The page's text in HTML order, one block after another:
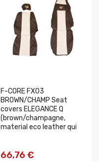
F-CORE FX03
BROWN/CHAMP Seat
covers ELEGANCE Q
(brown/champagne,
material eco leather qui
66,76 €